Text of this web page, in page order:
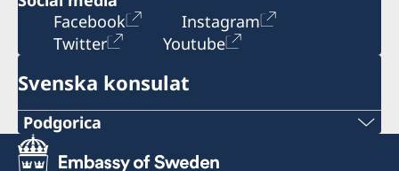
Facebook
Instagram
Twitter
Youtube
Svenska konsulat
Podgorica
Telefonnummer